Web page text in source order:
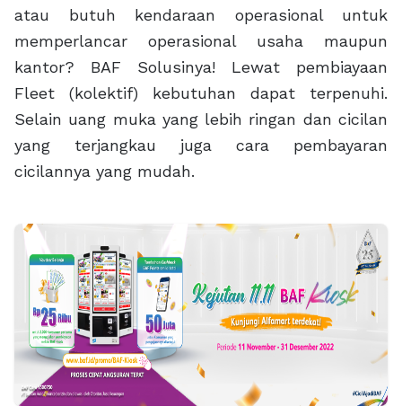
atau butuh kendaraan operasional untuk
memperlancar operasional usaha maupun
kantor? BAF Solusinya! Lewat pembiayaan
Fleet (kolektif) kebutuhan dapat terpenuhi.
Selain uang muka yang lebih ringan dan cicilan
yang terjangkau juga cara pembayaran
cicilannya yang mudah.